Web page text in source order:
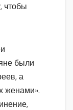
чтобы
были
а
женами».